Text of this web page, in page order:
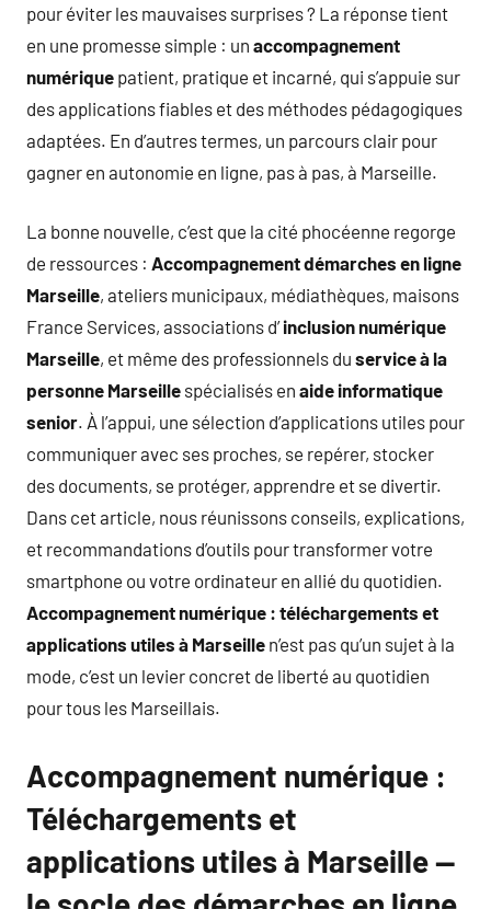
pour éviter les mauvaises surprises ? La réponse tient
en une promesse simple : un accompagnement
numérique patient, pratique et incarné, qui s’appuie sur
des applications fiables et des méthodes pédagogiques
adaptées. En d’autres termes, un parcours clair pour
gagner en autonomie en ligne, pas à pas, à Marseille.
La bonne nouvelle, c’est que la cité phocéenne regorge
de ressources : Accompagnement démarches en ligne
Marseille, ateliers municipaux, médiathèques, maisons
France Services, associations d’inclusion numérique
Marseille, et même des professionnels du service à la
personne Marseille spécialisés en aide informatique
senior. À l’appui, une sélection d’applications utiles pour
communiquer avec ses proches, se repérer, stocker
des documents, se protéger, apprendre et se divertir.
Dans cet article, nous réunissons conseils, explications,
et recommandations d’outils pour transformer votre
smartphone ou votre ordinateur en allié du quotidien.
Accompagnement numérique : téléchargements et
applications utiles à Marseille n’est pas qu’un sujet à la
mode, c’est un levier concret de liberté au quotidien
pour tous les Marseillais.
Accompagnement numérique :
Téléchargements et
applications utiles à Marseille —